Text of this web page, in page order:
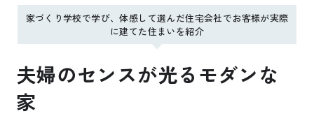
ご利用は無料！全国20校
お近くの学校を探す
家づくり学校で学び、体感して選んだ住宅会社でお客様が実際
に建てた住まいを紹介
夫婦のセンスが光るモダンな
家